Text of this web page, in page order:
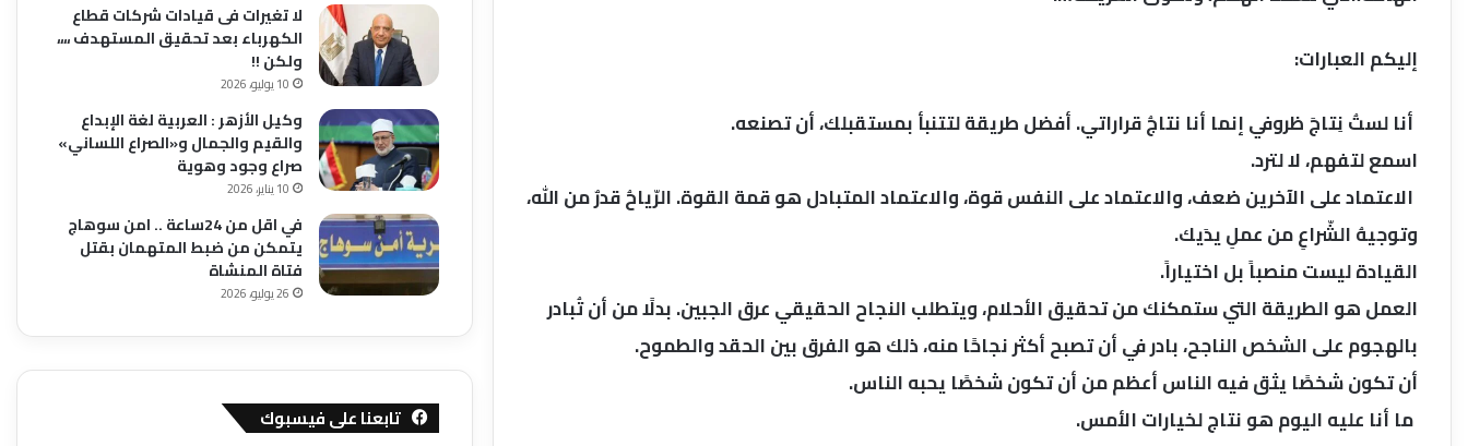
إليكم العبارات:
أنا لستُ نِتاجَ ظروفي إنما أنا نتاجُ قراراتي. أفضل طريقة لتتنبأ بمستقبلك، أن تصنعه.
اسمع لتفهم، لا لترد.
الاعتماد على الآخرين ضعف، والاعتماد على النفس قوة، والاعتماد المتبادل هو قمة القوة. الرّياحُ قدرٌ من الله،
وتوجيهُ الشّراعِ من عملِ يدَيك.
القيادة ليست منصباً بل اختياراً.
العمل هو الطريقة التي ستمكنك من تحقيق الأحلام، ويتطلب النجاح الحقيقي عرق الجبين. بدلًا من أن تُبادر
بالهجوم على الشخص الناجح، بادر في أن تصبح أكثر نجاحًا منه، ذلك هو الفرق بين الحقد والطموح.
أن تكون شخصًا يثق فيه الناس أعظم من أن تكون شخصًا يحبه الناس.
ما أنا عليه اليوم هو نتاج لخيارات الأمس.
لا تغيرات فى قيادات شركات قطاع
الكهرباء بعد تحقيق المستهدف ،،،،
ولكن !!
10 يوليو، 2026
وكيل الأزهر : العربية لغة الإبداع
والقيم والجمال و«الصراع اللساني»
صراع وجود وهوية
10 يناير، 2026
في اقل من 24ساعة .. امن سوهاج
يتمكن من ضبط المتهمان بقتل
فتاة المنشاة
26 يوليو، 2026
تابعنا على فيسبوك